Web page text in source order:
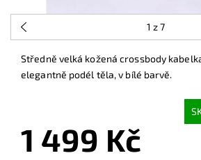
1 z 7
Středně velká kožená crossbody
elegantně podél těla, v bílé barvě.
1 499 Kč